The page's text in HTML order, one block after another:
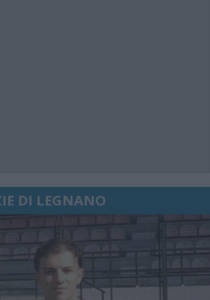
DI LEGNANO